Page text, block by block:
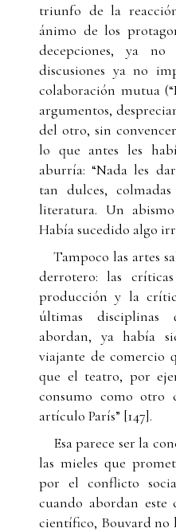
triunfo de la
ánimo de los
decepciones, ya no
discusiones ya no
colaboración mutua
argumentos,
del otro, sin
lo que antes les
aburría: “Nada les
tan dulces,
literatura. Un
Había sucedido algo
Tampoco las artes
derrotero: las
producción y la
últimas disciplinas
abordan, ya había
viajante de comercio
que el teatro, por
consumo como otro
artículo París” [147].
Esa parece ser la
las mieles que
por el conflicto
cuando abordan este
científico, Bouvard no